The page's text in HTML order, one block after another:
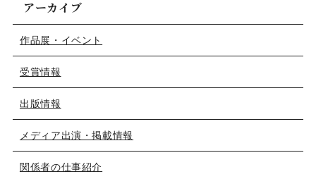
アーカイブ
作品展・イベント
受賞情報
出版情報
メディア出演・掲載情報
関係者の仕事紹介